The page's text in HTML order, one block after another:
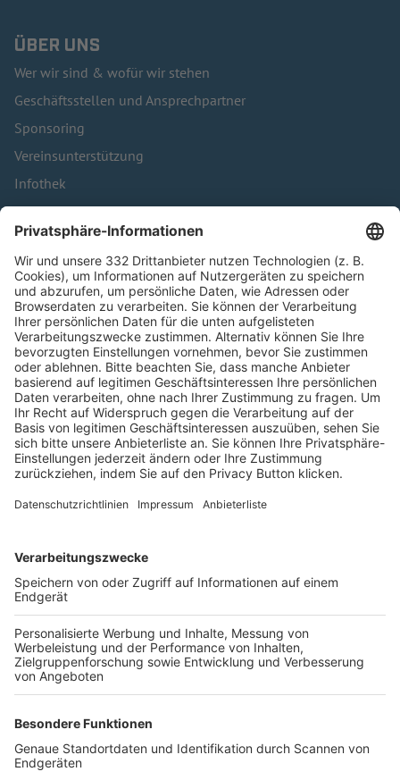
ÜBER UNS
Wer wir sind & wofür wir stehen
Geschäftsstellen und Ansprechpartner
Sponsoring
Vereinsunterstützung
Infothek
Kontakt
HÄUFIG BESUCHTE SEITEN
Pässe und Vereinswechsel
Trainerausbildung
Schulungsangebot Vereinsmitarbeiter
BFV-Geschäftsstellen
Trainerbörse
Login SpielPlus
FOLGE DEM BFV
TOP-VEREINE
TOP-PARTNER